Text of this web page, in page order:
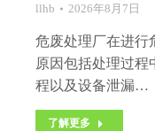
llhb 2026年8月7日
危废处理厂在进行
原因包括处理过程
程以及设备泄漏…
了解更多